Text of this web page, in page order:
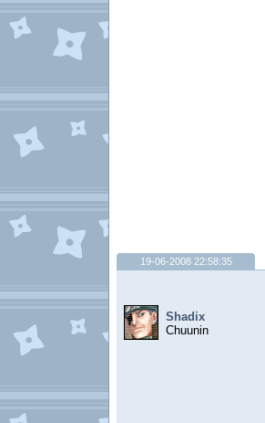
19-06-2008 22:58:35
Shadix
Chuunin